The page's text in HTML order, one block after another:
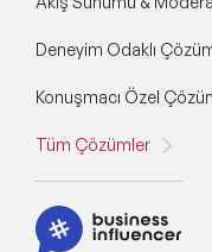
Deneyim Odaklı
Konuşmacı Özel
Tüm Çözümler